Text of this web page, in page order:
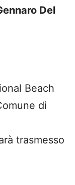
Del
Beach
di
trasmesso